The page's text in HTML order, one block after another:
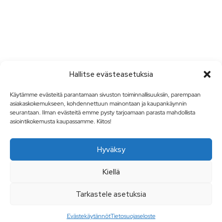
Hallitse evästeasetuksia
Käytämme evästeitä parantamaan sivuston toiminnallisuuksiin, parempaan
asiakaskokemukseen, kohdennettuun mainontaan ja kaupankäynnin
seurantaan. Ilman evästeitä emme pysty tarjoamaan parasta mahdollista
asiointikokemusta kaupassamme. Kiitos!
Hyväksy
Kiellä
Tarkastele asetuksia
EvästekäytännötTietosuojaseloste